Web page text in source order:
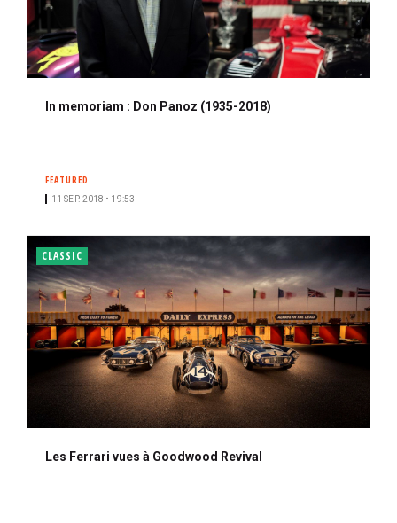
In memoriam : Don Panoz (1935-2018)
FEATURED
11 SEP. 2018 • 19:53
CLASSIC
Les Ferrari vues à Goodwood Revival